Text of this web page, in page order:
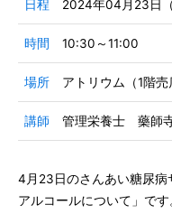
日程 2024年04月23日（
時間 10:30～11:00
場所 アトリウム（1階売
講師 管理栄養士 藥師
4月23日のさんあい糖尿病
アルコールについて」で